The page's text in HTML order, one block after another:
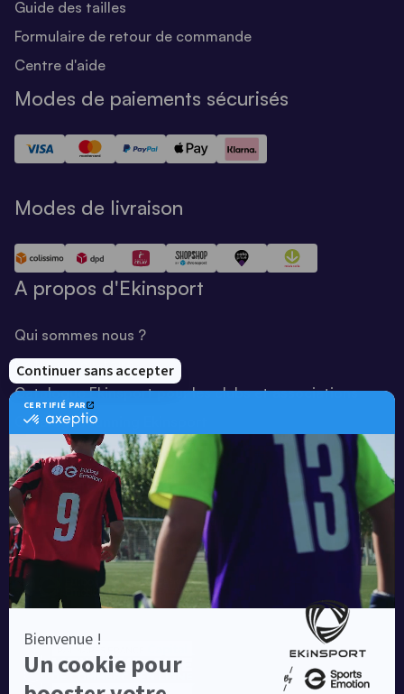
Guide des tailles
Formulaire de retour de commande
Centre d'aide
Modes de paiements sécurisés
Modes de livraison
A propos d'Ekinsport
Qui sommes nous ?
Notre savoir-faire
Catalogue Ekinsport pour les clubs et associations
Catalogue running Ekinsport
Blog
Une société de :